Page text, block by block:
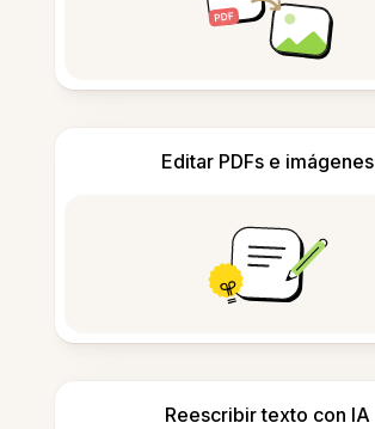
Editar PDFs e imágenes
Reescribir texto con IA